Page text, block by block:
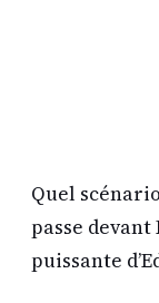
Quel
passe
puissante